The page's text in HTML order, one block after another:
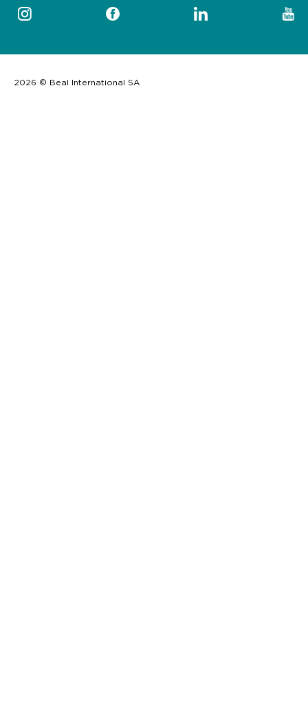
2026 © Beal International SA